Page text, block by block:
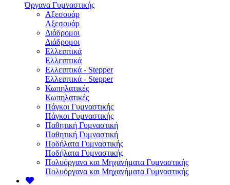
Όργανα Γυμναστικής
Αξεσουάρ
Αξεσουάρ
Διάδρομοι
Διάδρομοι
Ελλειπτικά
Ελλειπτικά
Ελλειπτικά - Stepper
Ελλειπτικά - Stepper
Κωπηλατικές
Κωπηλατικές
Πάγκοι Γυμναστικής
Πάγκοι Γυμναστικής
Παθητική Γυμναστική
Παθητική Γυμναστική
Ποδήλατα Γυμναστικής
Ποδήλατα Γυμναστικής
Πολυόργανα και Μηχανήματα Γυμναστικής
Πολυόργανα και Μηχανήματα Γυμναστικής